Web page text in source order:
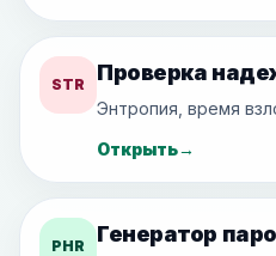
STR Проверка
Энтропия, время
Открыть→
PHR Генератор